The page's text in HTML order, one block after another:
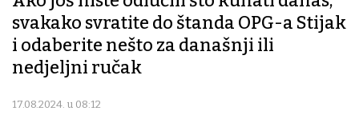
svakako svratite do štanda OPG-a Stijak
i odaberite nešto za današnji ili
nedjeljni ručak
17.08.2024. u 08:12